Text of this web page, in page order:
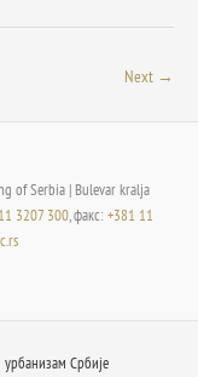
Next →
of Serbia | Bulevar kralja
3207 300, факс: +381 11
Србије